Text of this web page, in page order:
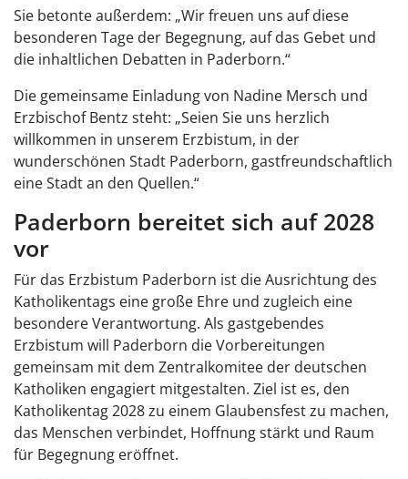
Sie betonte außerdem: „Wir freuen uns auf diese
besonderen Tage der Begegnung, auf das Gebet und
die inhaltlichen Debatten in Paderborn.“
Die gemeinsame Einladung von Nadine Mersch und
Erzbischof Bentz steht: „Seien Sie uns herzlich
willkommen in unserem Erzbistum, in der
wunderschönen Stadt Paderborn, gastfreundschaftlich
eine Stadt an den Quellen.“
Paderborn bereitet sich auf 2028
vor
Für das Erzbistum Paderborn ist die Ausrichtung des
Katholikentags eine große Ehre und zugleich eine
besondere Verantwortung. Als gastgebendes
Erzbistum will Paderborn die Vorbereitungen
gemeinsam mit dem Zentralkomitee der deutschen
Katholiken engagiert mitgestalten. Ziel ist es, den
Katholikentag 2028 zu einem Glaubensfest zu machen,
das Menschen verbindet, Hoffnung stärkt und Raum
für Begegnung eröffnet.